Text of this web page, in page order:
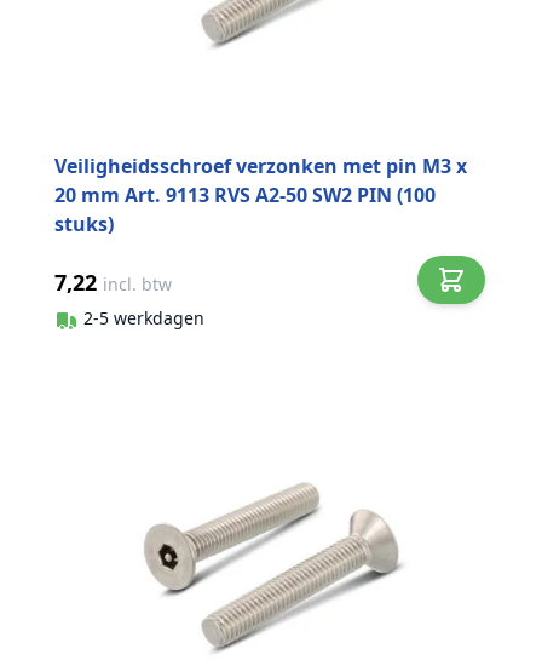
Veiligheidsschroef verzonken met pin M3 x
20 mm Art. 9113 RVS A2-50 SW2 PIN (100
stuks)
7,22 incl. btw
2-5 werkdagen